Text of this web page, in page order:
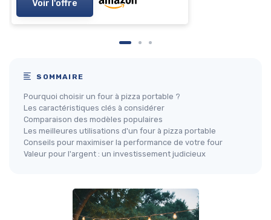
Voir l'offre
SOMMAIRE
Pourquoi choisir un four à pizza portable ?
Les caractéristiques clés à considérer
Comparaison des modèles populaires
Les meilleures utilisations d'un four à pizza portable
Conseils pour maximiser la performance de votre four
Valeur pour l'argent : un investissement judicieux